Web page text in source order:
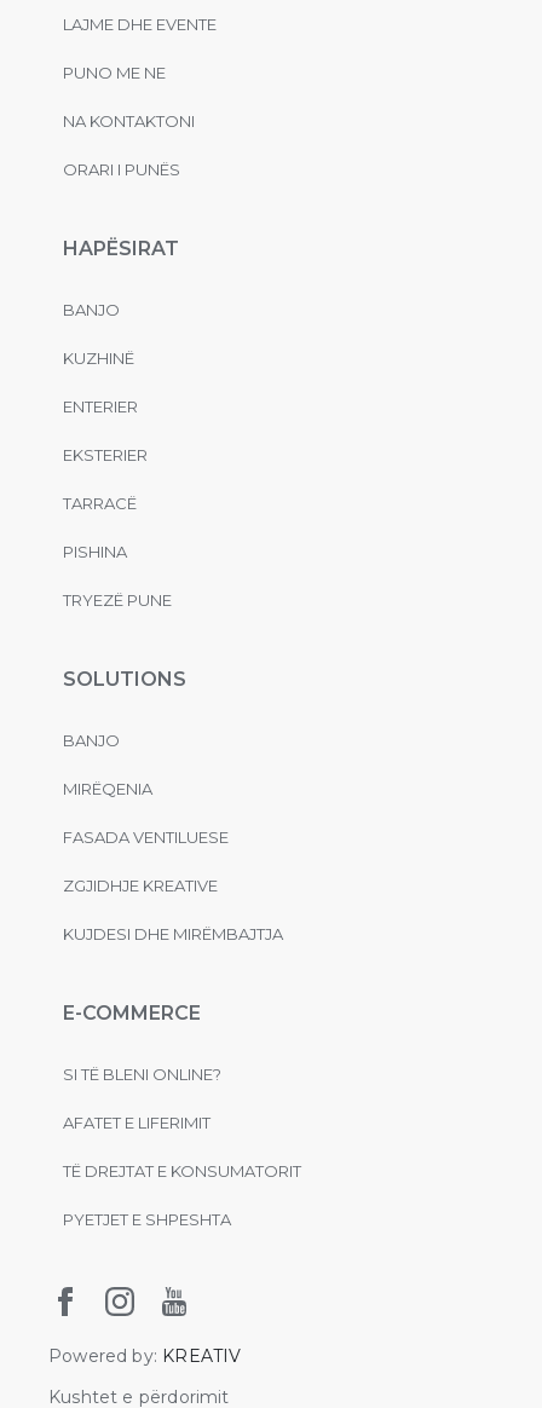
LAJME DHE EVENTE
PUNO ME NE
NA KONTAKTONI
ORARI I PUNËS
HAPËSIRAT
BANJO
KUZHINË
ENTERIER
EKSTERIER
TARRACË
PISHINA
TRYEZË PUNE
SOLUTIONS
BANJO
MIRËQENIA
FASADA VENTILUESE
ZGJIDHJE KREATIVE
KUJDESI DHE MIRËMBAJTJA
E-COMMERCE
SI TË BLENI ONLINE?
AFATET E LIFERIMIT
TË DREJTAT E KONSUMATORIT
PYETJET E SHPESHTA
Powered by: KREATIV
Kushtet e përdorimit